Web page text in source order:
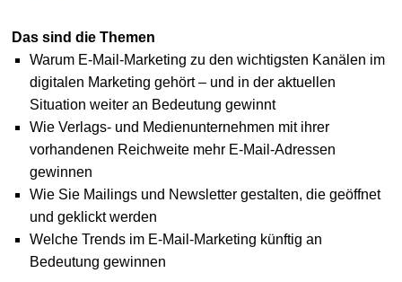
Das sind die Themen
Warum E-Mail-Marketing zu den wichtigsten Kanälen im
digitalen Marketing gehört – und in der aktuellen
Situation weiter an Bedeutung gewinnt
Wie Verlags- und Medienunternehmen mit ihrer
vorhandenen Reichweite mehr E-Mail-Adressen
gewinnen
Wie Sie Mailings und Newsletter gestalten, die geöffnet
und geklickt werden
Welche Trends im E-Mail-Marketing künftig an
Bedeutung gewinnen